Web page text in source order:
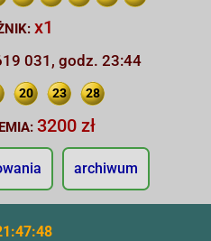
x1
031, godz. 23:44
20 23 28
3200 zł
archiwum